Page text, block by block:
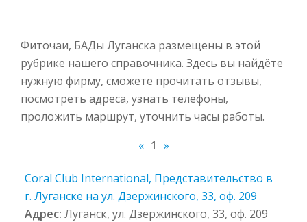
Фиточаи, БАДы Луганска размещены в этой
рубрике нашего справочника. Здесь вы найдёте
нужную фирму, сможете прочитать отзывы,
посмотреть адреса, узнать телефоны,
проложить маршрут, уточнить часы работы.
« 1 »
Coral Club International, Представительство в
г. Луганске на ул. Дзержинского, 33, оф. 209
Адрес:Луганск, ул. Дзержинского, 33, оф. 209